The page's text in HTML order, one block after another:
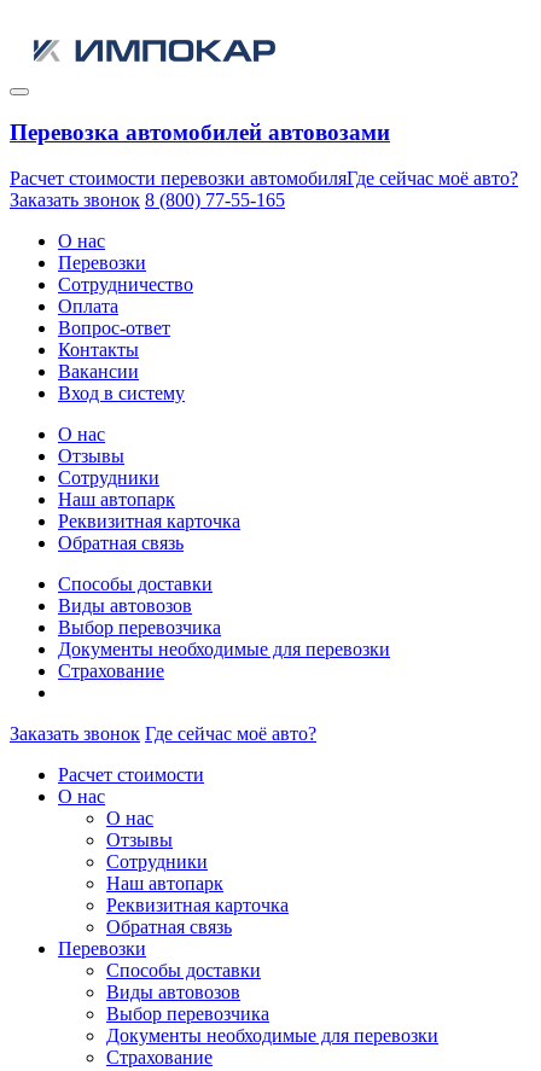
Перевозка автомобилей автовозами
Расчет стоимости перевозки автомобиляГде сейчас моё авто?
Заказать звонок 8 (800) 77-55-165
О нас
Перевозки
Сотрудничество
Оплата
Вопрос-ответ
Контакты
Вакансии
Вход в систему
О нас
Отзывы
Сотрудники
Наш автопарк
Реквизитная карточка
Обратная связь
Способы доставки
Виды автовозов
Выбор перевозчика
Документы необходимые для перевозки
Страхование
Заказать звонок Где сейчас моё авто?
Расчет стоимости
О нас
О нас
Отзывы
Сотрудники
Наш автопарк
Реквизитная карточка
Обратная связь
Перевозки
Способы доставки
Виды автовозов
Выбор перевозчика
Документы необходимые для перевозки
Страхование